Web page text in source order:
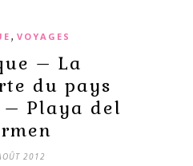
, VOYAGES
– La
du pays
– Playa del
2012